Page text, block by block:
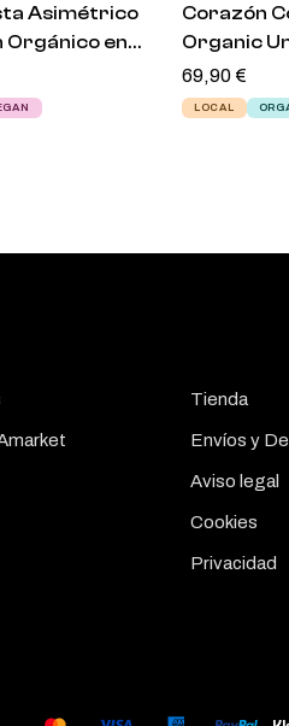
Asimétrico
Orgánico en
Corazón
Organic
69,90€
LOCAL
Tienda
Envíos y
Aviso legal
Cookies
Privacidad